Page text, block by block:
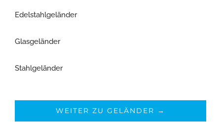
Edelstahlgeländer
Glasgeländer
Stahlgeländer
WEITER ZU GELÄNDER →